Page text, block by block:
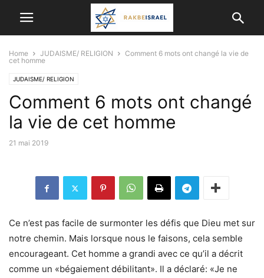
Home JUDAISME/ RELIGION
Comment 6 mots ont changé la vie de
cet homme
JUDAISME/ RELIGION
Comment 6 mots ont changé
la vie de cet homme
21 mai 2019
Ce n’est pas facile de surmonter les défis que Dieu met sur
notre chemin. Mais lorsque nous le faisons, cela semble
encourageant. Cet homme a grandi avec ce qu’il a décrit
comme un «bégaiement débilitant». Il a déclaré: «Je ne